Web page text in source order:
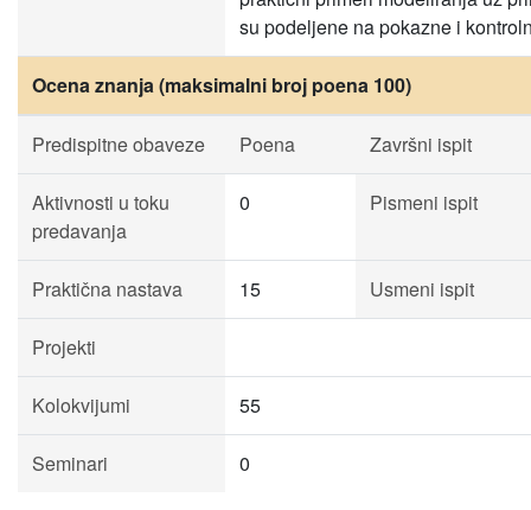
su podeljene na pokazne i
Ocena znanja (maksimalni broj poena 100)
Predispitne obaveze Poena Završni ispit
Aktivnosti u toku
predavanja
0 Pismeni ispit
Praktična nastava 15 Usmeni ispit
Projekti
Kolokvijumi 55
Seminari 0